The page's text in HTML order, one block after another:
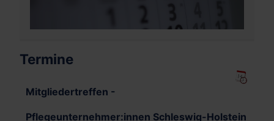
Termine
Mitgliedertreffen -
Pflegeunternehmer:innen Schleswig-Holstein